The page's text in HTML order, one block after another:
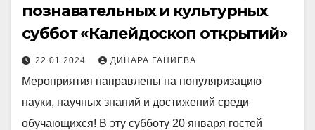
познавательных и культурных
суббот «Калейдоскоп открытий»
22.01.2024 ДИНАРА ГАНИЕВА
Мероприятия направлены на популяризацию
науки, научных знаний и достижений среди
обучающихся! В эту субботу 20 января гостей